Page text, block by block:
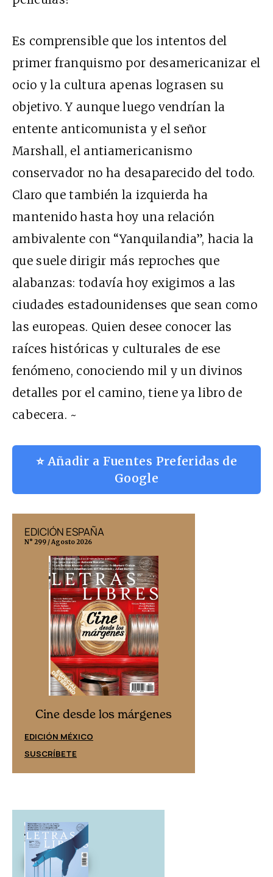
Es comprensible que los intentos del
primer franquismo por desamericanizar el
ocio y la cultura apenas lograsen su
objetivo. Y aunque luego vendrían la
entente anticomunista y el señor
Marshall, el antiamericanismo
conservador no ha desaparecido del todo.
Claro que también la izquierda ha
mantenido hasta hoy una relación
ambivalente con “Yanquilandia”, hacia la
que suele dirigir más reproches que
alabanzas: todavía hoy exigimos a las
ciudades estadounidenses que sean como
las europeas. Quien desee conocer las
raíces históricas y culturales de ese
fenómeno, conociendo mil y un divinos
detalles por el camino, tiene ya libro de
cabecera. ~
⭐ Añadir a Fuentes Preferidas de
Google
EDICIÓN ESPAÑA
N° 299 / Agosto 2026
Cine desde los márgenes
EDICIÓN MÉXICO
SUSCRÍBETE